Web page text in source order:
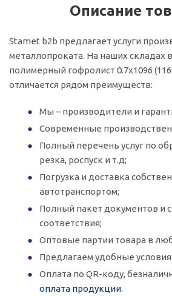
Описание
Stamet b2b предлагает услуги
металлопроката. На наших складах
полимерный гофролист 0.7x1096
отличается рядом преимуществ:
Мы – производители и
Современные
Полный перечень услуг по
резка, роспуск и т.д;
Погрузка и доставка
автотранспортом;
Полный пакет документов и
соответствия;
Оптовые партии товара в
Предлагаем удобные
Оплата по QR-коду,
оплата продукции.